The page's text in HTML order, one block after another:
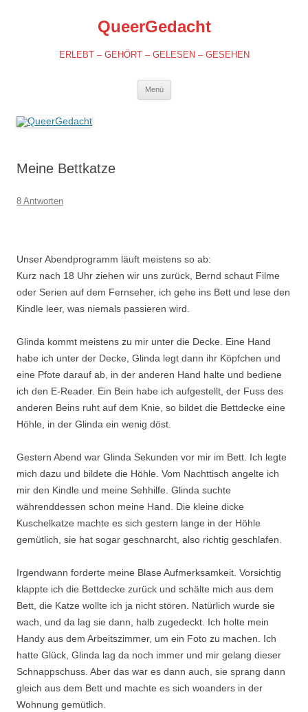
QueerGedacht
ERLEBT – GEHÖRT – GELESEN – GESEHEN
Menü
Meine Bettkatze
8 Antworten
Unser Abendprogramm läuft meistens so ab:
Kurz nach 18 Uhr ziehen wir uns zurück, Bernd schaut Filme
oder Serien auf dem Fernseher, ich gehe ins Bett und lese den
Kindle leer, was niemals passieren wird.
Glinda kommt meistens zu mir unter die Decke. Eine Hand
habe ich unter der Decke, Glinda legt dann ihr Köpfchen und
eine Pfote darauf ab, in der anderen Hand halte und bediene
ich den E-Reader. Ein Bein habe ich aufgestellt, der Fuss des
anderen Beins ruht auf dem Knie, so bildet die Bettdecke eine
Höhle, in der Glinda ein wenig döst.
Gestern Abend war Glinda Sekunden vor mir im Bett. Ich legte
mich dazu und bildete die Höhle. Vom Nachttisch angelte ich
mir den Kindle und meine Sehhilfe. Glinda suchte
währenddessen schon meine Hand. Die kleine dicke
Kuschelkatze machte es sich gestern lange in der Höhle
gemütlich, sie hat sogar geschnarcht, also richtig geschlafen.
Irgendwann forderte meine Blase Aufmerksamkeit. Vorsichtig
klappte ich die Bettdecke zurück und schälte mich aus dem
Bett, die Katze wollte ich ja nicht stören. Natürlich wurde sie
wach, und da lag sie dann, halb zugedeckt. Ich holte mein
Handy aus dem Arbeitszimmer, um ein Foto zu machen. Ich
hatte Glück, Glinda lag da noch immer und mir gelang dieser
Schnappschuss. Aber das war es dann auch, sie sprang dann
gleich aus dem Bett und machte es sich woanders in der
Wohnung gemütlich.